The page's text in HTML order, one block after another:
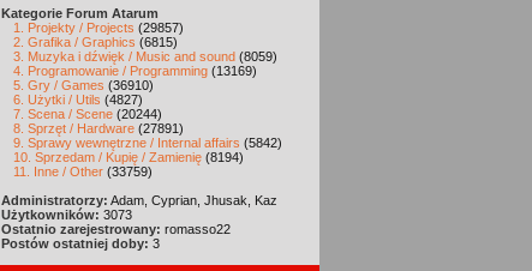
Kategorie Forum Atarum
1. Projekty / Projects (29857)
2. Grafika / Graphics (6815)
3. Muzyka i dźwięk / Music and sound (8059)
4. Programowanie / Programming (13169)
5. Gry / Games (36910)
6. Użytki / Utils (4827)
7. Scena / Scene (20244)
8. Sprzęt / Hardware (27891)
9. Sprawy wewnętrzne / Internal affairs (5842)
10. Sprzedam / Kupię / Zamienię (8194)
11. Inne / Other (33759)
Administratorzy: Adam, Cyprian, Jhusak, Kaz
Użytkowników: 3073
Ostatnio zarejestrowany: romasso22
Postów ostatniej doby: 3